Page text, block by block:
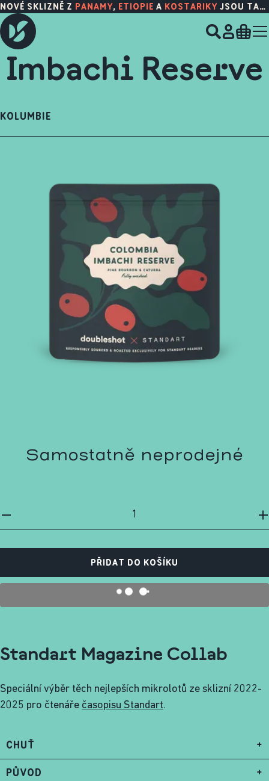
NOVÉ SKLIZNĚ Z PANAMY, ETIOPIE A KOSTARIKY JSOU TADY!
Imbachi Reserve
KOLUMBIE
Samostatně neprodejné
PŘIDAT DO KOŠÍKU
Standart Magazine Collab
Speciální výběr těch nejlepších mikrolotů ze sklizní 2022-
2025 pro čtenáře časopisu Standart.
CHUŤ +
PŮVOD +